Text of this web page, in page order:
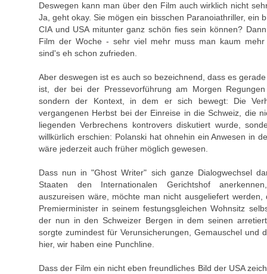
Deswegen kann man über den Film auch wirklich nicht
Ja, geht okay. Sie mögen ein bisschen Paranoiathriller, ein
CIA und USA mitunter ganz schön fies sein können?
Film der Woche - sehr viel mehr muss man kaum
sind's eh schon zufrieden.
Aber deswegen ist es auch so bezeichnend, dass es
ist, der bei der Pressevorführung am Morgen
sondern der Kontext, in dem er sich bewegt: Die
vergangenen Herbst bei der Einreise in die Schweiz, die
liegenden Verbrechens kontrovers diskutiert wurde,
willkürlich erschien: Polanski hat ohnehin ein Anwesen in
wäre jederzeit auch früher möglich gewesen.
Dass nun in "Ghost Writer" sich ganze Dialogwechsel
Staaten den Internationalen Gerichtshof
auszureisen wäre, möchte man nicht ausgeliefert werden,
Premierminister in seinem festungsgleichen Wohnsitz
der nun in den Schweizer Bergen in dem seinen
sorgte zumindest für Verunsicherungen, Gemauschel und
hier, wir haben eine Punchline.
Dass der Film ein nicht eben freundliches Bild der USA